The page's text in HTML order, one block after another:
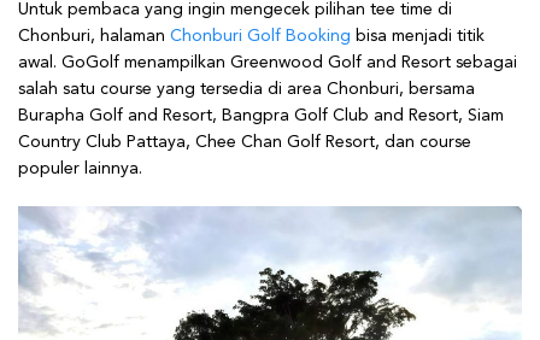
Untuk pembaca yang ingin mengecek pilihan tee time di
Chonburi, halaman Chonburi Golf Booking bisa menjadi titik
awal. GoGolf menampilkan Greenwood Golf and Resort sebagai
salah satu course yang tersedia di area Chonburi, bersama
Burapha Golf and Resort, Bangpra Golf Club and Resort, Siam
Country Club Pattaya, Chee Chan Golf Resort, dan course
populer lainnya.